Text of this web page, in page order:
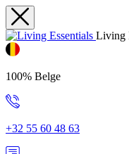
Living
100% Belge
+32 55 60 48 63